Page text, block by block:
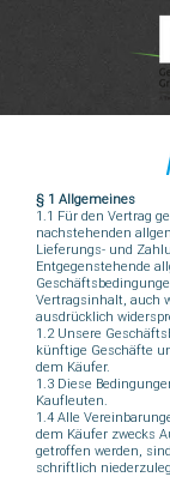
§ 1 Allgemeines
1.1 Für den Vertrag
nachstehenden
Lieferungs- und
Entgegenstehende
Vertragsinhalt, auch
ausdrücklich
1.2 Unsere
künftige Geschäfte
dem Käufer.
1.3 Diese
Kaufleuten.
1.4 Alle
dem Käufer zwecks
getroffen werden,
schriftlich